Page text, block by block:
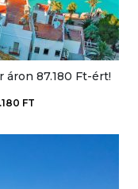
áron 87.180 Ft-ért!
FT